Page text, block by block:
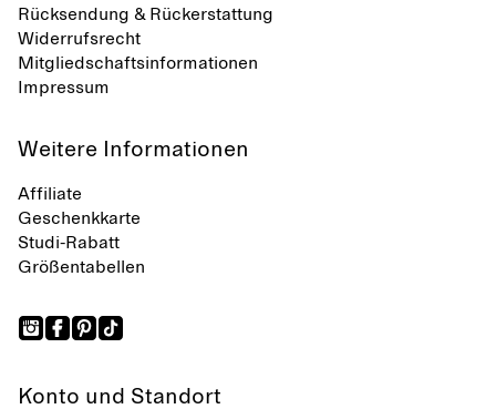
Rücksendung & Rückerstattung
Widerrufsrecht
Mitgliedschaftsinformationen
Impressum
Weitere Informationen
Affiliate
Geschenkkarte
Studi-Rabatt
Größentabellen
Konto und Standort